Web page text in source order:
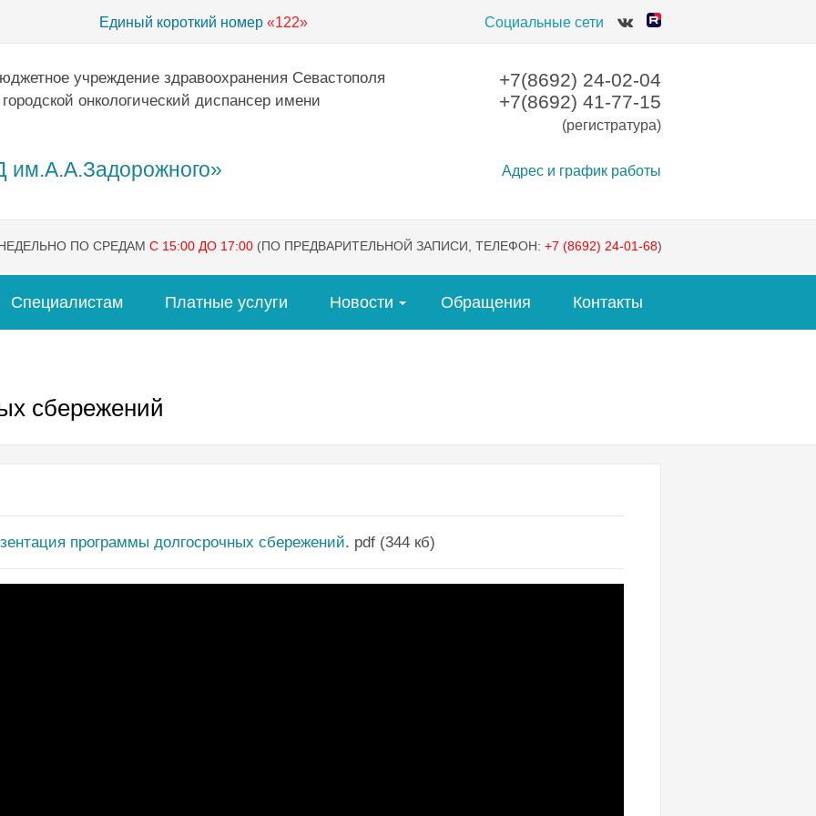
Единый короткий номер «122» Социальные сети
учреждение здравоохранения Севастополя
онкологический диспансер имени
+7(8692) 24-02-04
+7(8692) 41-77-15
(регистратура)
Адрес и график работы
ПО СРЕДАМ С 15:00 ДО 17:00 (ПО ПРЕДВАРИТЕЛЬНОЙ ЗАПИСИ, ТЕЛЕФОН: +7 (8692) 24-01-68)
Специалистам Платные услуги Новости Обращения Контакты
сбережений
программы долгосрочных сбережений. pdf (344 кб)